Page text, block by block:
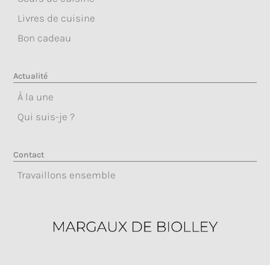
Livres de cuisine
Bon cadeau
Actualité
À la une
Qui suis-je ?
Contact
Travaillons ensemble